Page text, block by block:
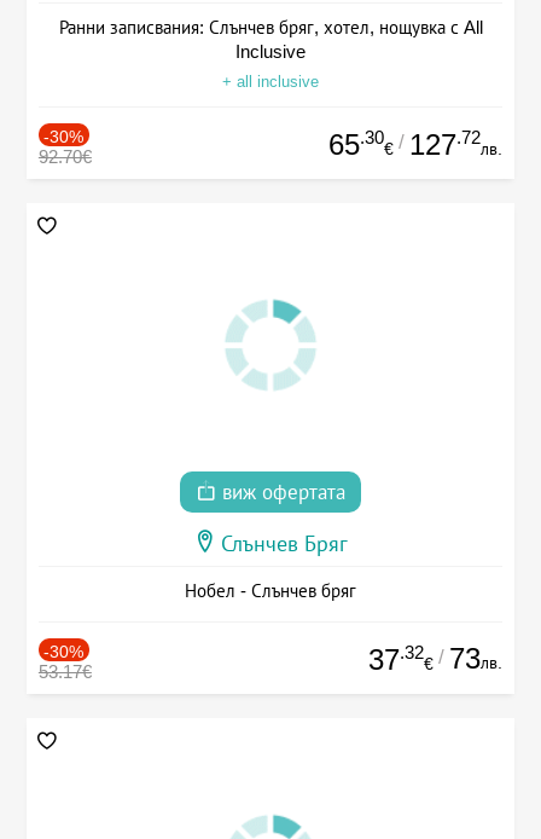
Ранни записвания: Слънчев бряг, хотел, нощувка с All
Inclusive
+ all inclusive
-30%
92.70€ 65.30
€ / 127.72
лв.
виж офертата
Слънчев Бряг
Нобел - Слънчев бряг
-30%
53.17€ 37.32
€ / 73лв.